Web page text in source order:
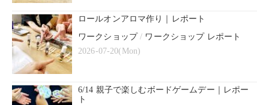
ロールオンアロマ作り｜レポート
ワークショップ/ ワークショップ レポート
2026-07-20(Mon)
6/14 親子で楽しむボードゲームデー｜レポー
ト